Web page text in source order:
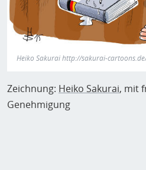
Heiko Sakurai http://sakurai-
Zeichnung: Heiko Sakurai, mit
Genehmigung